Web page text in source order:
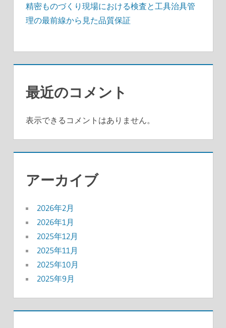
精密ものづくり現場における検査と工具治具管
理の最前線から見た品質保証
最近のコメント
表示できるコメントはありません。
アーカイブ
2026年2月
2026年1月
2025年12月
2025年11月
2025年10月
2025年9月